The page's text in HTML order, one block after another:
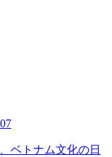
ベトナム文化の日